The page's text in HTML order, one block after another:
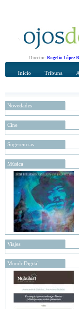
Director: Rogelio López
Inicio Tribuna
Novedades
Cine
Sugerencias
Música
Viajes
MundoDigital